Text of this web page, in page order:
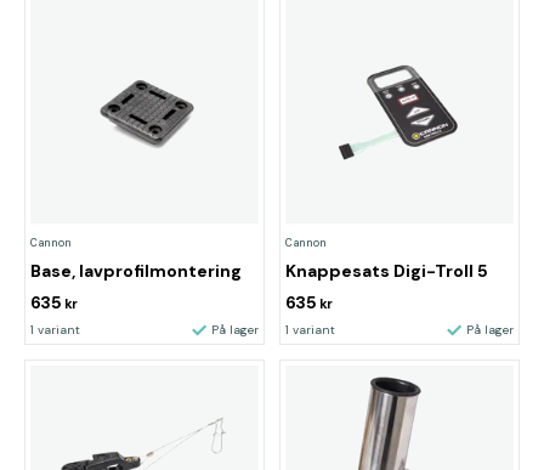
Cannon
Base, lavprofilmontering
635 kr
1 variant På lager
Cannon
Knappesats Digi-Troll 5
635 kr
1 variant På lager